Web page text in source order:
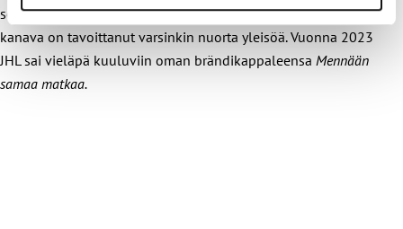
sosiaalisessa mediassa, kun liitto avasi tilin TikTokiin. Uusi
kanava on tavoittanut varsinkin nuorta yleisöä. Vuonna 2023
JHL sai vieläpä kuuluviin oman brändikappaleensa Mennään
samaa matkaa.